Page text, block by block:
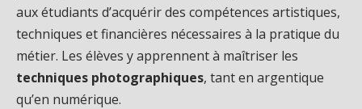
aux étudiants d’acquérir des compétences artistiques,
techniques et financières nécessaires à la pratique du
métier. Les élèves y apprennent à maîtriser les
techniques photographiques, tant en argentique
qu’en numérique.